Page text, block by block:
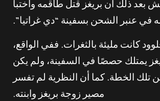
بعد ذلك أن بريغز قتل طاقمه واختبأ
في عنبر الشحن بسفينة “دي غراتيا”.
كانت مليئة بالثغرات. ففي الواقع،
يمتلك حصصًا في السفينة، ولم يكن
تلك الخطة. كما أن النظرية لم تفسر
مصير زوجة بريغز وابنته.